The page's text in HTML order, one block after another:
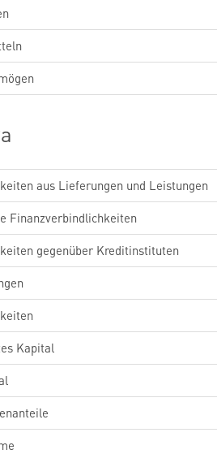
aus Lieferungen und Leistungen
Finanzverbindlichkeiten
gegenüber Kreditinstituten
Kapital